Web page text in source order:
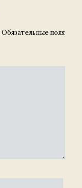
Обязательные поля